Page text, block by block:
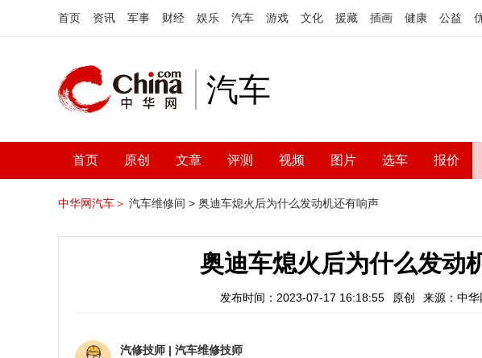
首页 资讯 军事 财经 娱乐 汽车 游戏 文化 援藏 插画 健康 公益
汽车
首页 原创 文章 评测 视频 图片 选车 报价
中华网汽车＞ 汽车维修间 > 奥迪车熄火后为什么发动机还有响声
奥迪车熄火后为什么发动
发布时间：2023-07-17 16:18:55 原创 来源：中华
汽修技师 | 汽车维修技师